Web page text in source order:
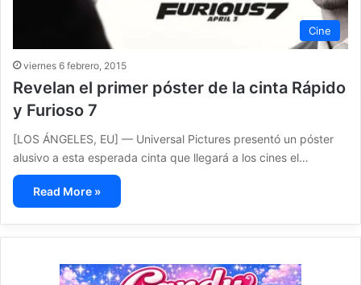
Cine
viernes 6 febrero, 2015
Revelan el primer póster de la cinta Rápido
y Furioso 7
[LOS ÁNGELES, EU] — Universal Pictures presentó un póster
alusivo a esta esperada cinta que llegará a los cines el…
Read More »